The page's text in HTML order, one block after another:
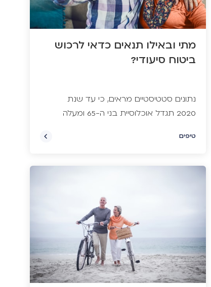
מתי ובאילו תנאים כדאי לרכוש
ביטוח סיעודי?
נתונים סטטיסטיים מראים, כי עד שנת
2020 תגדל אוכלוסיית בני ה-65 ומעלה
כמעט שליש צפויים להגיע למצב סיעודי.
מתעורר האילוץ להסתמך על אחרים.
כי מכבידים על מישהו לעולם אינה נעימה.
ביטוח סיעודי מיועד לסייע במצב זה,
ולהבטיח שיהיה מי שיטפל בכם במידה
ומתעורר הצורך, וכי יש מימון לטיפול זה.
טיפים